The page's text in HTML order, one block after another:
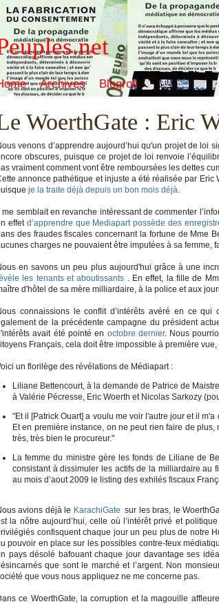
Archives Blogroll
WoerthGate : Eric
venons d’apprendre aujourd’hui qu'un projet de loi
obscures, puisque ce projet de loi renvoie
vraiment comment vont être remboursées les dettes
annonce pathétique et injuste a été réalisée par
je la traite déjà depuis un bon mois déjà.
Il me semblait en revanche intéressant de commenter
effet d’apprendre que Mediapart possède des
des fraudes fiscales concernant la fortune de Mme
charges ne pouvaient être imputées à sa femme,
en savons un peu plus aujourd'hui grâce à une
les tenants et aboutissants . En effet, la fille de
d'hôtel de sa mère milliardaire, à la police et aux
connaissions le conflit d’intérêts avéré en ce
de la précédente campagne du président
avait été pointé en octobre dernier. Nous
Français, cela doit être impossible à première vue,
un florilège des révélations de Médiapart :
Liliane Bettencourt, à la demande de Patrice de
à Valérie Pécresse, Eric Woerth et Nicolas Sarkozy
"Et il [Patrick Ouart] a voulu me voir l'autre jour et il
Et en première instance, on ne peut rien faire de
très, très bien le procureur."
La femme du ministre gère les fonds de Liliane de
consistant à dissimuler les actifs de la milliardaire au
au mois d’aout 2009 le listing des exhilés fiscaux
avions déjà le KarachiGate sur les bras, le
la nôtre aujourd’hui, celle où l’intérêt privé et
confisquent chaque jour un peu plus de notre
pouvoir en place sur les possibles contre-feux
pays désolé bafouant chaque jour davantage ses
que sont le marché et l’argent. Non
que vous nous appliquez ne me concerne pas.
ce WoerthGate, la corruption et la magouille